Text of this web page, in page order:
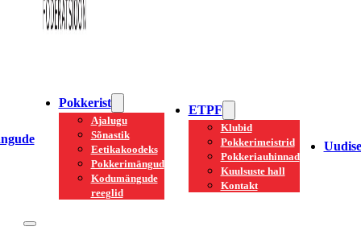
Pokkerist
Ajalugu
Sõnastik
Eetikakoodeks
Pokkerimängud
Kodumängude
reeglid
ETPF
Klubid
Pokkerimeistrid
Pokkeriauhinnad
Kuulsuste hall
Kontakt